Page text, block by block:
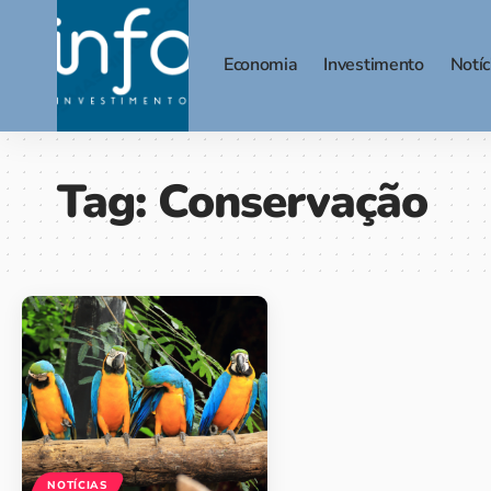
Economia Investimento
Tag:Conservação
NOTÍCIAS